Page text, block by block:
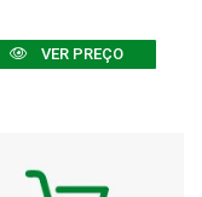
VER PREÇO